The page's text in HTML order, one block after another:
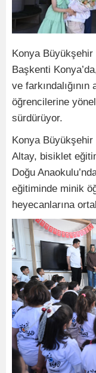
Konya
Başkenti
ve
öğrencilerine
sürdürüyor.
Konya Büyükşehir
Altay, bisiklet
Doğu
eğitiminde minik
heyecanlarına